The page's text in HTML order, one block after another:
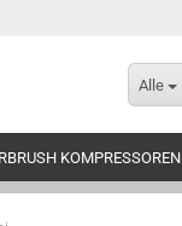
Alle
KOMPRESSOREN